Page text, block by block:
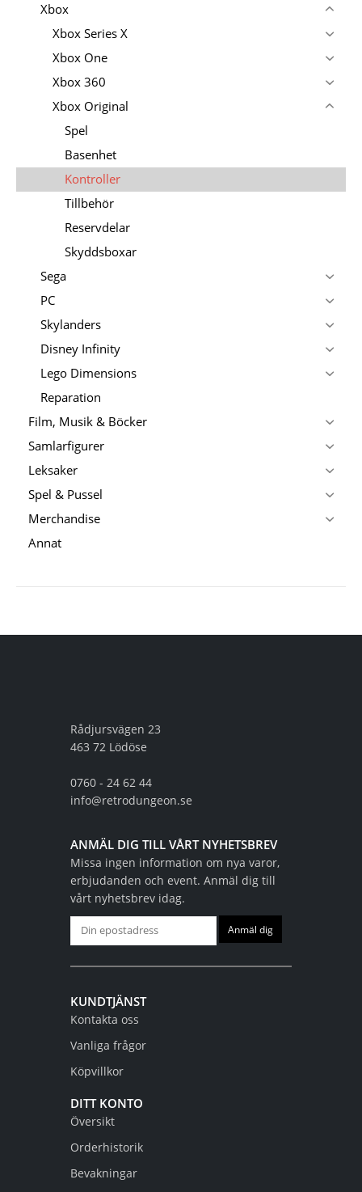
Xbox
Xbox Series X
Xbox One
Xbox 360
Xbox Original
Spel
Basenhet
Kontroller
Tillbehör
Reservdelar
Skyddsboxar
Sega
PC
Skylanders
Disney Infinity
Lego Dimensions
Reparation
Film, Musik & Böcker
Samlarfigurer
Leksaker
Spel & Pussel
Merchandise
Annat
Rådjursvägen 23
463 72 Lödöse
0760 - 24 62 44
info@retrodungeon.se
ANMÄL DIG TILL VÅRT NYHETSBREV
Missa ingen information om nya varor,
erbjudanden och event. Anmäl dig till
vårt nyhetsbrev idag.
KUNDTJÄNST
Kontakta oss
Vanliga frågor
Köpvillkor
DITT KONTO
Översikt
Orderhistorik
Bevakningar